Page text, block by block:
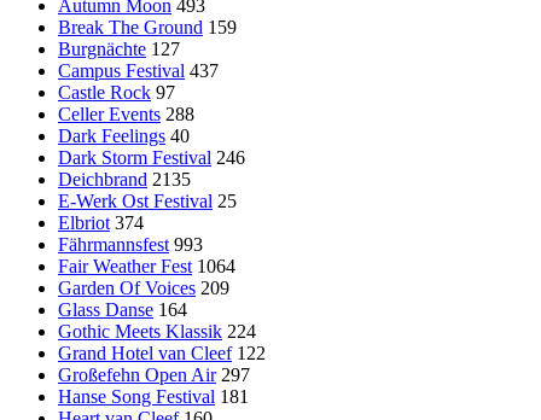
Autumn Moon 493
Break The Ground 159
Burgnächte 127
Campus Festival 437
Castle Rock 97
Celler Events 288
Dark Feelings 40
Dark Storm Festival 246
Deichbrand 2135
E-Werk Ost Festival 25
Elbriot 374
Fährmannsfest 993
Fair Weather Fest 1064
Garden Of Voices 209
Glass Danse 164
Gothic Meets Klassik 224
Grand Hotel van Cleef 122
Großefehn Open Air 297
Hanse Song Festival 181